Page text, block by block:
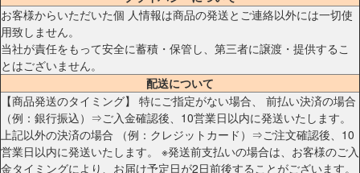
お客様からいただいた個 人情報は商品の発送とご連絡以外には一切使
用致しません。
当社が責任をもって安全に蓄積・保管し、第三者に譲渡・提供するこ
とはございません。
配送について
【商品発送のタイミング】 特にご指定がない場合、 前払い決済の場合
（例：銀行振込）⇒ご入金確認後、10営業日以内に発送いたします。
上記以外の決済の場合 （例：クレジットカード）⇒ご注文確認後、10
営業日以内に発送いたします。 ※発送前支払いの場合は、お客様のご入
金タイミングにより、お届け予定日が2日前後することがございます。